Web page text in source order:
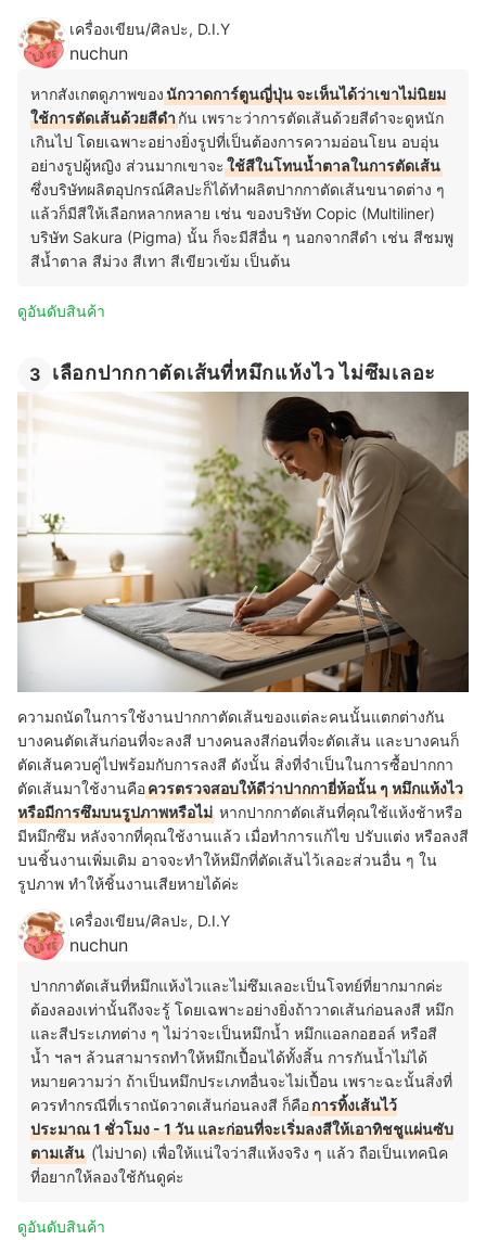
เครื่องเขียน/ศิลปะ, D.I.Y
nuchun
หากสังเกตดูภาพของนักวาดการ์ตูนญี่ปุ่น จะเห็นได้ว่าเขาไม่นิยม
ใช้การตัดเส้นด้วยสีดำกัน เพราะว่าการตัดเส้นด้วยสีดำจะดูหนัก
เกินไป โดยเฉพาะอย่างยิ่งรูปที่เป็นต้องการความอ่อนโยน อบอุ่น
อย่างรูปผู้หญิง ส่วนมากเขาจะใช้สีในโทนน้ำตาลในการตัดเส้น
ซึ่งบริษัทผลิตอุปกรณ์ศิลปะก็ได้ทำผลิตปากกาตัดเส้นขนาดต่าง ๆ
แล้วก็มีสีให้เลือกหลากหลาย เช่น ของบริษัท Copic (Multiliner)
บริษัท Sakura (Pigma) นั้น ก็จะมีสีอื่น ๆ นอกจากสีดำ เช่น สีชมพู
สีน้ำตาล สีม่วง สีเทา สีเขียวเข้ม เป็นต้น
ดูอันดับสินค้า
3 เลือกปากกาตัดเส้นที่หมึกแห้งไว ไม่ซึมเลอะ
ความถนัดในการใช้งานปากกาตัดเส้นของแต่ละคนนั้นแตกต่างกัน
บางคนตัดเส้นก่อนที่จะลงสี บางคนลงสีก่อนที่จะตัดเส้น และบางคนก็
ตัดเส้นควบคู่ไปพร้อมกับการลงสี ดังนั้น สิ่งที่จำเป็นในการซื้อปากกา
ตัดเส้นมาใช้งานคือควรตรวจสอบให้ดีว่าปากกายี่ห้อนั้น ๆ หมึกแห้งไว
หรือมีการซึมบนรูปภาพหรือไม่ หากปากกาตัดเส้นที่คุณใช้แห้งช้าหรือ
มีหมึกซึม หลังจากที่คุณใช้งานแล้ว เมื่อทำการแก้ไข ปรับแต่ง หรือลงสี
บนชิ้นงานเพิ่มเติม อาจจะทำให้หมึกที่ตัดเส้นไว้เลอะส่วนอื่น ๆ ใน
รูปภาพ ทำให้ชิ้นงานเสียหายได้ค่ะ
เครื่องเขียน/ศิลปะ, D.I.Y
nuchun
ปากกาตัดเส้นที่หมึกแห้งไวและไม่ซึมเลอะเป็นโจทย์ที่ยากมากค่ะ
ต้องลองเท่านั้นถึงจะรู้ โดยเฉพาะอย่างยิ่งถ้าวาดเส้นก่อนลงสี หมึก
และสีประเภทต่าง ๆ ไม่ว่าจะเป็นหมึกน้ำ หมึกแอลกอฮอล์ หรือสี
น้ำ ฯลฯ ล้วนสามารถทำให้หมึกเปื้อนได้ทั้งสิ้น การกันน้ำไม่ได้
หมายความว่า ถ้าเป็นหมึกประเภทอื่นจะไม่เปื้อน เพราะฉะนั้นสิ่งที่
ควรทำกรณีที่เราถนัดวาดเส้นก่อนลงสี ก็คือการทิ้งเส้นไว้
ประมาณ 1 ชั่วโมง - 1 วัน และก่อนที่จะเริ่มลงสีให้เอาทิชชูแผ่นซับ
ตามเส้น (ไม่ปาด) เพื่อให้แน่ใจว่าสีแห้งจริง ๆ แล้ว ถือเป็นเทคนิค
ที่อยากให้ลองใช้กันดูค่ะ
ดูอันดับสินค้า